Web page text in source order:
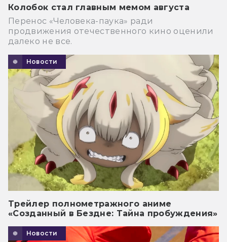
Колобок стал главным мемом августа
Перенос «Человека-паука» ради
продвижения отечественного кино оценили
далеко не все.
Новости
Трейлер полнометражного аниме
«Созданный в Бездне: Тайна пробуждения»
Новости